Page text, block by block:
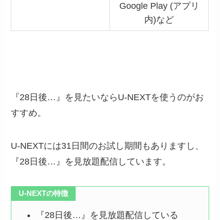
Google Play (アプリ
内)など
『28日後…』を見たいならU-NEXTを使うのがお
すすめ。
U-NEXTには31日間のお試し期間もありますし、
『28日後…』を見放題配信しています。
U-NEXTの特徴
『28日後…』を見放題配信している